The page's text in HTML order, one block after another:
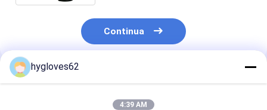
Continua
Prodotti Raccomandati
hygloves62
4:39 AM